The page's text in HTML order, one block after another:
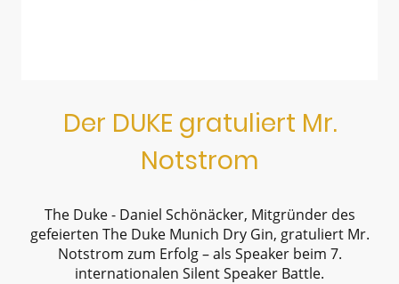
Der DUKE gratuliert Mr.
Notstrom
The Duke - Daniel Schönäcker, Mitgründer des
gefeierten The Duke Munich Dry Gin, gratuliert Mr.
Notstrom zum Erfolg – als Speaker beim 7.
internationalen Silent Speaker Battle.